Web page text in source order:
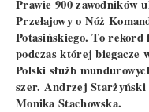
Prawie 900 zawodników
Przełajowy o Nóż
Potasińskiego. To
podczas której biegacze
Polski służb
szer. Andrzej
Monika Stachowska.